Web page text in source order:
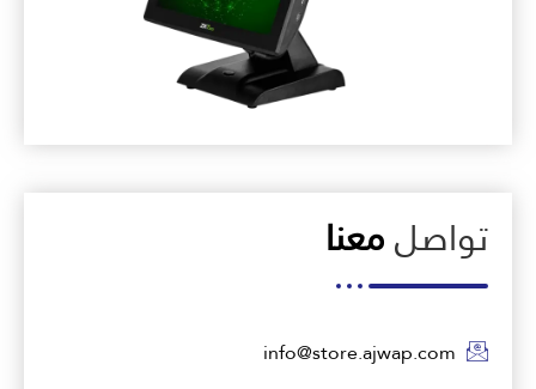
تواصلمعنا
info@store.ajwap.com